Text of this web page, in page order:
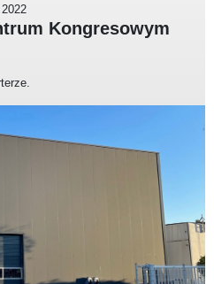
Kongresowym